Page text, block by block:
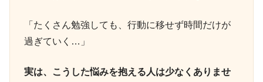
「たくさん勉強しても、行動に移せず時間だけが
過ぎていく…」
実は、こうした悩みを抱える人は少なくありませ